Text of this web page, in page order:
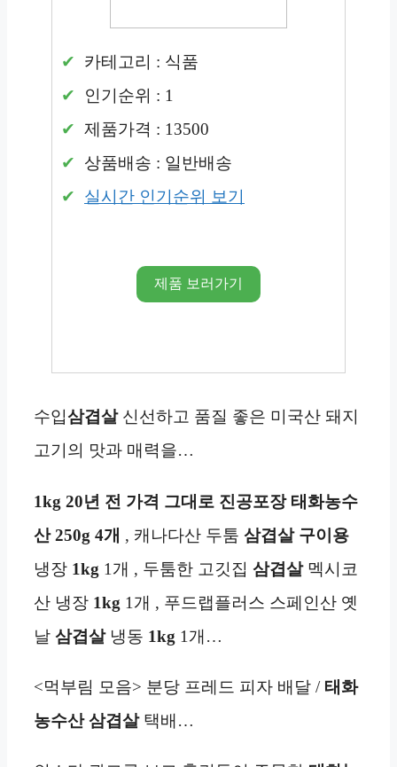
카테고리 : 식품
인기순위 : 1
제품가격 : 13500
상품배송 : 일반배송
실시간 인기순위 보기
제품 보러가기
수입삼겹살신선하고 품질 좋은 미국산 돼지
고기의 맛과 매력을…
1kg 20년 전 가격 그대로 진공포장 태화농수
산 250g 4개 , 캐나다산 두툼 삼겹살 구이용
냉장 1kg 1개 , 두툼한 고깃집 삼겹살멕시코
산 냉장 1kg 1개 , 푸드랩플러스 스페인산 옛
날 삼겹살냉동 1kg 1개…
<먹부림 모음> 분당 프레드 피자 배달 / 태화
농수산 삼겹살택배…